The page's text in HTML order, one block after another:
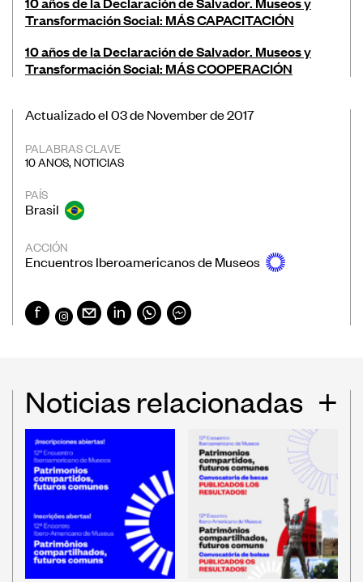
Actualizado el 03 de November de 2017
PALABRAS CLAVE
10 ANOS, NOTICIAS
PAÍS
Brasil
ACCIÓN
Encuentros Iberoamericanos de Museos
Transformación Social: MÁS CAPACITACIÓN
10 años de la Declaración de Salvador. Museos y
Transformación Social: MÁS COOPERACIÓN
Noticias relacionadas +